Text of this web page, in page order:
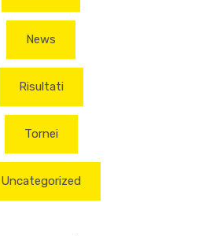
News
Risultati
Tornei
Uncategorized